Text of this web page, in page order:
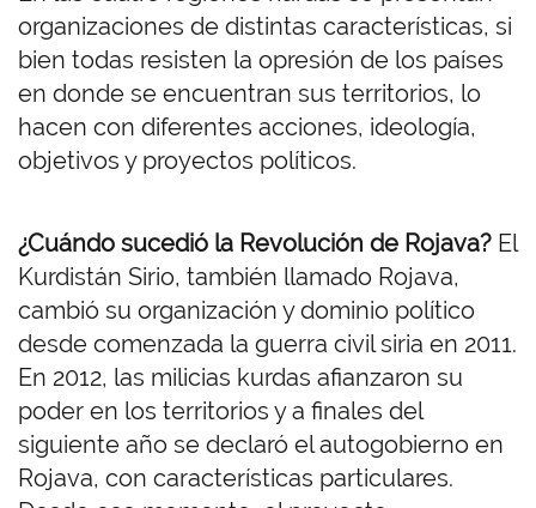
organizaciones de distintas características, si
bien todas resisten la opresión de los países
en donde se encuentran sus territorios, lo
hacen con diferentes acciones, ideología,
objetivos y proyectos políticos.
¿Cuándo sucedió la Revolución de Rojava? El
Kurdistán Sirio, también llamado Rojava,
cambió su organización y dominio político
desde comenzada la guerra civil siria en 2011.
En 2012, las milicias kurdas afianzaron su
poder en los territorios y a finales del
siguiente año se declaró el autogobierno en
Rojava, con características particulares.